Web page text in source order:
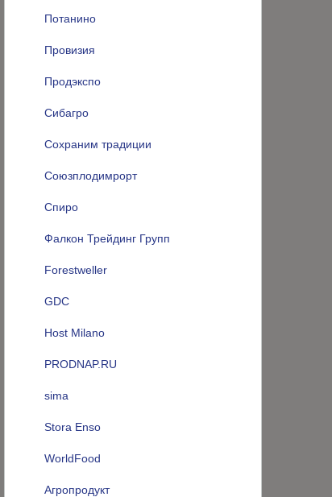
Потанино
Провизия
Продэкспо
Сибагро
Сохраним традиции
Союзплодимрорт
Спиро
Фалкон Трейдинг Групп
Forestweller
GDC
Host Milano
PRODNAP.RU
sima
Stora Enso
WorldFood
Агропродукт